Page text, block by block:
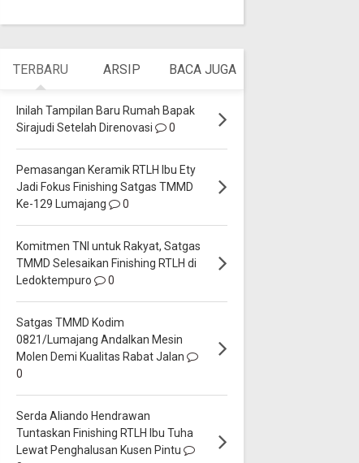
TERBARU ARSIP BACA JUGA
Inilah Tampilan Baru Rumah Bapak
Sirajudi Setelah Direnovasi
0
Pemasangan Keramik RTLH Ibu Ety
Jadi Fokus Finishing Satgas TMMD
Ke-129 Lumajang
0
Komitmen TNI untuk Rakyat, Satgas
TMMD Selesaikan Finishing RTLH di
Ledoktempuro
0
Satgas TMMD Kodim
0821/Lumajang Andalkan Mesin
Molen Demi Kualitas Rabat Jalan
0
Serda Aliando Hendrawan
Tuntaskan Finishing RTLH Ibu Tuha
Lewat Penghalusan Kusen Pintu